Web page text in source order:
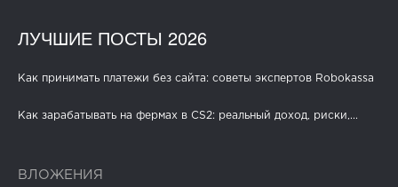
ЛУЧШИЕ ПОСТЫ 2026
Как принимать платежи без сайта: советы экспертов Robokassa
Как зарабатывать на фермах в CS2: реальный доход, риски,...
ВЛОЖЕНИЯ